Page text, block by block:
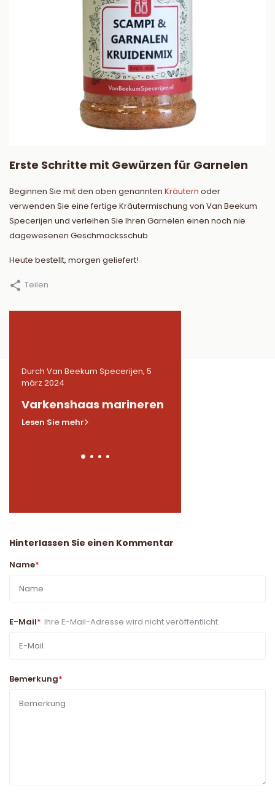
Erste Schritte mit Gewürzen für Garnelen
Beginnen Sie mit den oben genannten Kräutern oder
verwenden Sie eine fertige Kräutermischung von Van Beekum
Specerijen und verleihen Sie Ihren Garnelen einen noch nie
dagewesenen Geschmacksschub
Heute bestellt, morgen geliefert!
Teilen
Durch Van Beekum Specerijen, 5
märz 2024
Varkenshaas marineren
Lesen Sie mehr
Hinterlassen Sie einen Kommentar
Name*
E-Mail* Ihre E-Mail-Adresse wird nicht veröffentlicht.
Bemerkung*